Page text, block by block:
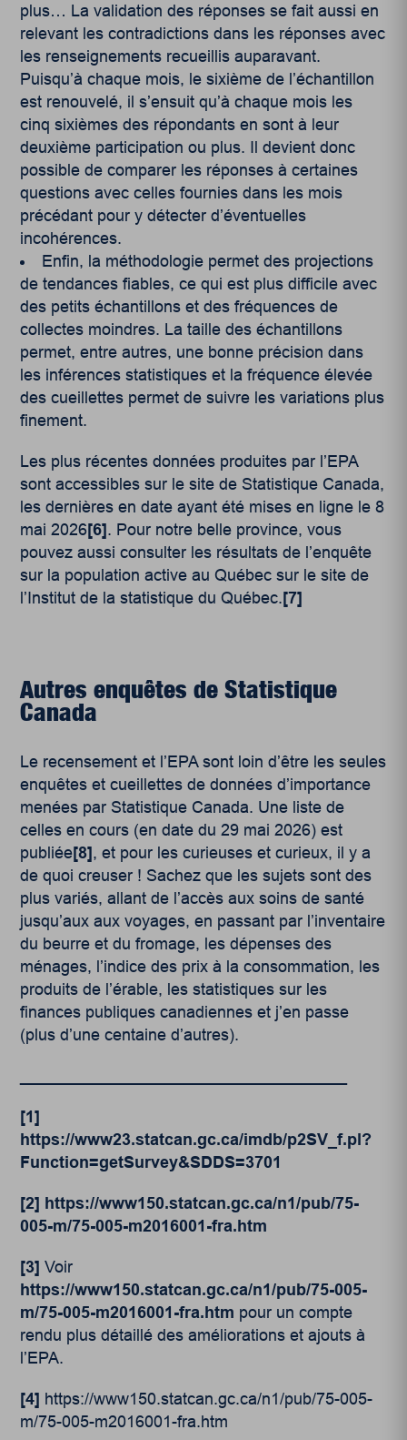
plus… La validation des réponses se fait aussi en
relevant les contradictions dans les réponses avec
les renseignements recueillis auparavant.
Puisqu’à chaque mois, le sixième de l’échantillon
est renouvelé, il s’ensuit qu’à chaque mois les
cinq sixièmes des répondants en sont à leur
deuxième participation ou plus. Il devient donc
possible de comparer les réponses à certaines
questions avec celles fournies dans les mois
précédant pour y détecter d’éventuelles
incohérences.
Enfin, la méthodologie permet des projections
de tendances fiables, ce qui est plus difficile avec
des petits échantillons et des fréquences de
collectes moindres. La taille des échantillons
permet, entre autres, une bonne précision dans
les inférences statistiques et la fréquence élevée
des cueillettes permet de suivre les variations plus
finement.
Les plus récentes données produites par l’EPA
sont accessibles sur le site de Statistique Canada,
les dernières en date ayant été mises en ligne le 8
mai 2026[6]. Pour notre belle province, vous
pouvez aussi consulter les résultats de l’enquête
sur la population active au Québec sur le site de
l’Institut de la statistique du Québec.[7]
Autres enquêtes de Statistique
Canada
Le recensement et l’EPA sont loin d’être les seules
enquêtes et cueillettes de données d’importance
menées par Statistique Canada. Une liste de
celles en cours (en date du 29 mai 2026) est
publiée[8], et pour les curieuses et curieux, il y a
de quoi creuser ! Sachez que les sujets sont des
plus variés, allant de l’accès aux soins de santé
jusqu’aux aux voyages, en passant par l’inventaire
du beurre et du fromage, les dépenses des
ménages, l’indice des prix à la consommation, les
produits de l’érable, les statistiques sur les
finances publiques canadiennes et j’en passe
(plus d’une centaine d’autres).
[1]
https://www23.statcan.gc.ca/imdb/p2SV_f.pl?
Function=getSurvey&SDDS=3701
[2] https://www150.statcan.gc.ca/n1/pub/75-
005-m/75-005-m2016001-fra.htm
[3] Voir
https://www150.statcan.gc.ca/n1/pub/75-005-
m/75-005-m2016001-fra.htm pour un compte
rendu plus détaillé des améliorations et ajouts à
l’EPA.
[4] https://www150.statcan.gc.ca/n1/pub/75-005-
m/75-005-m2016001-fra.htm